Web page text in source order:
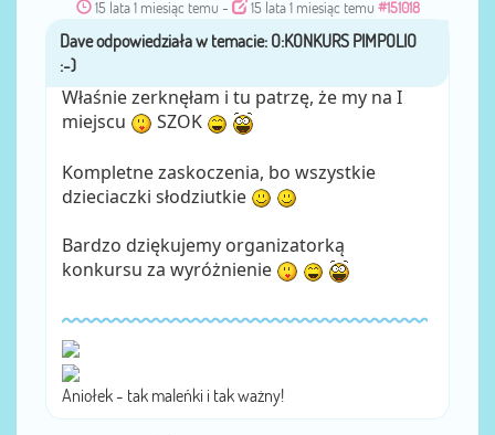
15 lata 1 miesiąc temu - 15 lata 1 miesiąc temu #151018
przezDave
Właśnie zerknęłam i tu patrzę, że my na I
miejscu
SZOK
Kompletne zaskoczenia, bo wszystkie
dzieciaczki słodziutkie
Bardzo dziękujemy organizatorką
konkursu za wyróżnienie
Aniołek - tak maleńki i tak ważny!